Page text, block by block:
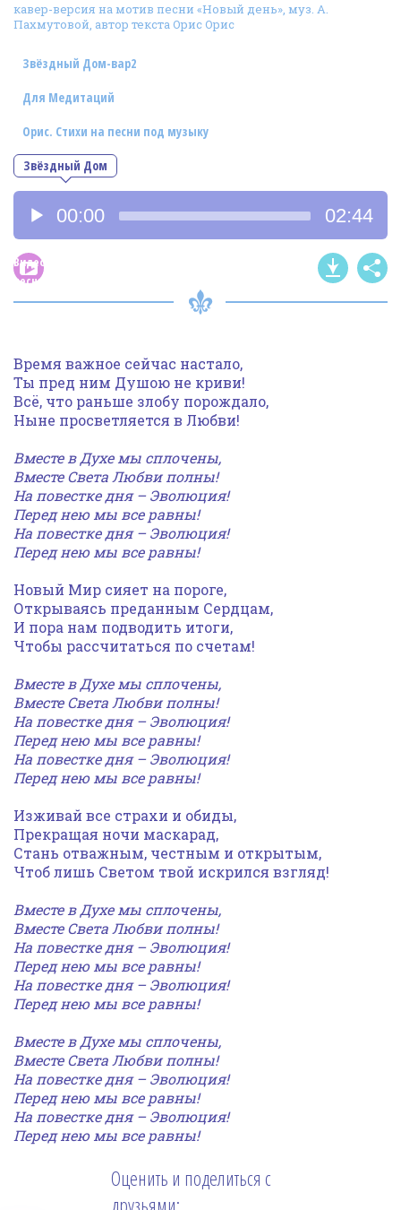
Фотогалерея
In English
Видео
Ииссиидиология
Номера песен
кавер-версия на мотив песни «Новый день», муз. А.
Пахмутовой, автор текста Орис Орис
Звёздный Дом
Звёздный Дом-вар2
Для Медитаций
Орис. Стихи на песни под музыку
Аудиоплеер
00:00 02:44
Видео
песни
Время важное сейчас настало,
Ты пред ним Душою не криви!
Всё, что раньше злобу порождало,
Ныне просветляется в Любви!
Вместе в Духе мы сплочены,
Вместе Света Любви полны!
На повестке дня – Эволюция!
Перед нею мы все равны!
На повестке дня – Эволюция!
Перед нею мы все равны!
Новый Мир сияет на пороге,
Открываясь преданным Сердцам,
И пора нам подводить итоги,
Чтобы рассчитаться по счетам!
Вместе в Духе мы сплочены,
Вместе Света Любви полны!
На повестке дня – Эволюция!
Перед нею мы все равны!
На повестке дня – Эволюция!
Перед нею мы все равны!
Изживай все страхи и обиды,
Прекращая ночи маскарад,
Стань отважным, честным и открытым,
Чтоб лишь Светом твой искрился взгляд!
Вместе в Духе мы сплочены,
Вместе Света Любви полны!
На повестке дня – Эволюция!
Перед нею мы все равны!
На повестке дня – Эволюция!
Перед нею мы все равны!
Вместе в Духе мы сплочены,
Вместе Света Любви полны!
На повестке дня – Эволюция!
Перед нею мы все равны!
На повестке дня – Эволюция!
Перед нею мы все равны!
Оценить и поделиться с
друзьями: